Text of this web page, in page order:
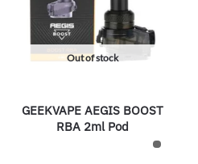
Out of stock
GEEKVAPE AEGIS BOOST
RBA 2ml Pod